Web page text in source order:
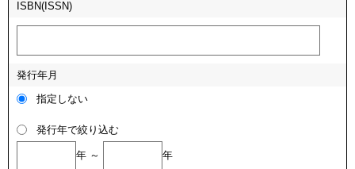
ISBN(ISSN)
発行年月
指定しない
発行年で絞り込む
年 ～ 年